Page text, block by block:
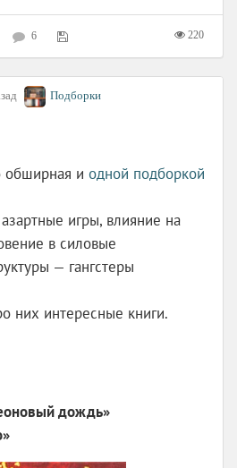
от одиночества,
но вовсе не такой, как у
отчаянной, с которой
сражаться с пиратами и
на яблоне!
Немезиды»
заносчивый тип,
Или он может быть и
не понимает, чем обернется
дружба, но знает
в ее жизни, все точно
обман"Елена Армас
6 220
Подборки
обширная и одной подборкой
азартные игры, влияние на
в силовые
— гангстеры
них интересные книги.
дождь»